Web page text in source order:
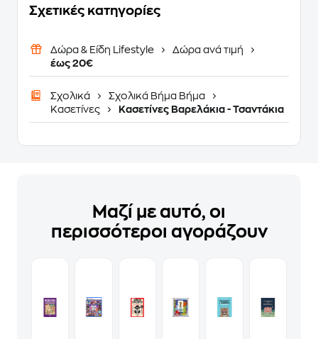
Σχετικές κατηγορίες
Δώρα & Είδη Lifestyle
Δώρα ανά τιμή
έως 20€
Σχολικά
Σχολικά Βήμα Βήμα
Κασετίνες
Κασετίνες Βαρελάκια - Τσαντάκια
Μαζί με αυτό, οι
περισσότεροι αγοράζουν